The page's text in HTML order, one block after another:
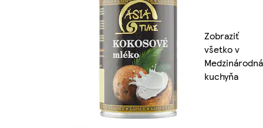
Zobraziť
všetko v
Medzinárodná
kuchyňa